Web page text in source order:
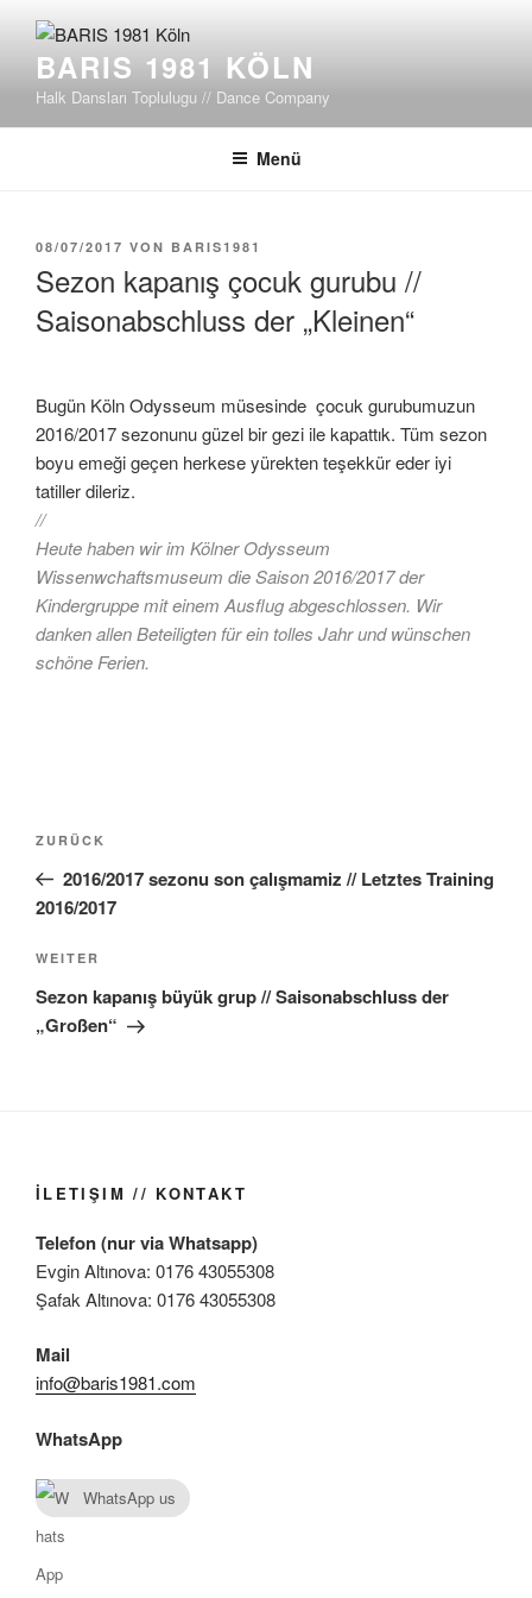
Inhalt
springenBARIS 1981 KÖLN
Halk Dansları Toplulugu // Dance Company
Menü
VERÖFFENTLICHT
08/07/2017 VON BARIS1981
Sezon kapanış çocuk gurubu //
Saisonabschluss der „Kleinen“
Bugün Köln Odysseum müsesinde çocuk gurubumuzun
2016/2017 sezonunu güzel bir gezi ile kapattık. Tüm sezon
boyu emeği geçen herkese yürekten teşekkür eder iyi
tatiller dileriz.
//
Heute haben wir im Kölner Odysseum
Wissenwchaftsmuseum die Saison 2016/2017 der
Kindergruppe mit einem Ausflug abgeschlossen. Wir
danken allen Beteiligten für ein tolles Jahr und wünschen
schöne Ferien.
Beitragsnavigation
Vorheriger
Beitrag
ZURÜCK
2016/2017 sezonu son çalışmamiz // Letztes Training
2016/2017
Nächster
Beitrag
WEITER
Sezon kapanış büyük grup // Saisonabschluss der
„Großen“
İLETIŞIM // KONTAKT
Telefon (nur via Whatsapp)
Evgin Altınova: 0176 43055308
Şafak Altınova: 0176 43055308
Mail
info@baris1981.com
WhatsApp
WhatsApp us